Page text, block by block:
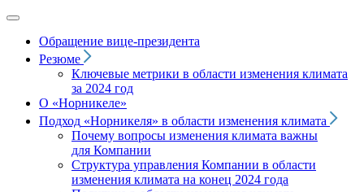
Обращение вице‑президента
Резюме
Ключевые метрики в области изменения климата
за 2024 год
О «Норникеле»
Подход «Норникеля» в области изменения климата
Почему вопросы изменения климата важны
для Компании
Структура управления Компании в области
изменения климата на конец 2024 года